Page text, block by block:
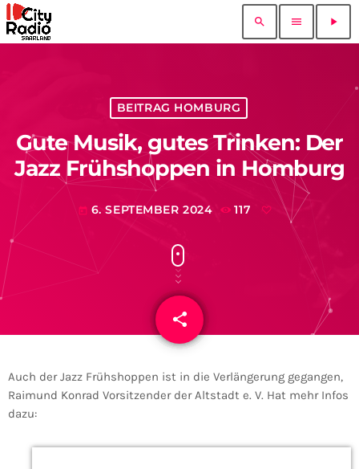
search menu play_arrow
BEITRAG HOMBURG
Gute Musik, gutes Trinken: Der
Jazz Frühshoppen in Homburg
today 6. SEPTEMBER 2024 117
share
email
Auch der Jazz Frühshoppen ist in die Verlängerung gegangen,
Raimund Konrad Vorsitzender der Altstadt e. V. Hat mehr Infos
dazu: